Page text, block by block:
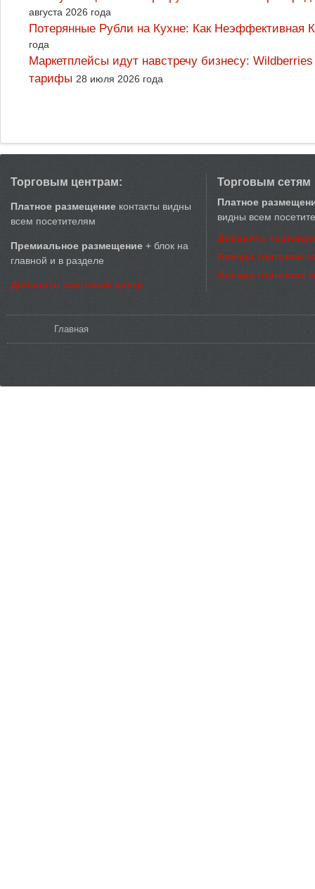
августа 2026 года
Потерянные Рубли на Кухне: Как
года
Маркетплейсы идут навстречу бизнесу:
тарифы 28 июля 2026 года
Торговым центрам:
Платное размещение контакты видны
всем посетителям
Премиальное размещение + блок на
главной и в разделе
Добавить торговый центр
Торговым сетям
Платное
видны всем
Добавить
Аренда торговых
Аренда торговых
Главная